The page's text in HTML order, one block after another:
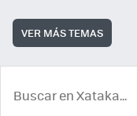
VER MÁS TEMAS